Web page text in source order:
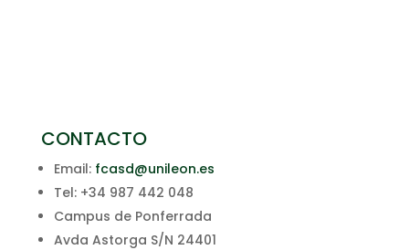
CONTACTO
Email: fcasd@unileon.es
Tel: +34 987 442 048
Campus de Ponferrada
Avda Astorga S/N 24401